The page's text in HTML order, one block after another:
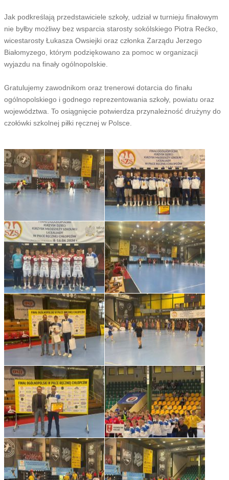
Jak podkreślają przedstawiciele szkoły, udział w turnieju finałowym
nie byłby możliwy bez wsparcia starosty sokólskiego Piotra Rećko,
wicestarosty Łukasza Owsiejki oraz członka Zarządu Jerzego
Białomyzego, którym podziękowano za pomoc w organizacji
wyjazdu na finały ogólnopolskie.
Gratulujemy zawodnikom oraz trenerowi dotarcia do finału
ogólnopolskiego i godnego reprezentowania szkoły, powiatu oraz
województwa. To osiągnięcie potwierdza przynależność drużyny do
czołówki szkolnej piłki ręcznej w Polsce.